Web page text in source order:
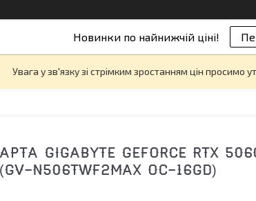
Новинки по найнижчій ціні!
Увага у зв'язку зі стрімким зростанням цін просимо
GIGABYTE GEFORCE RTX
N506TWF2MAX OC-16GD)